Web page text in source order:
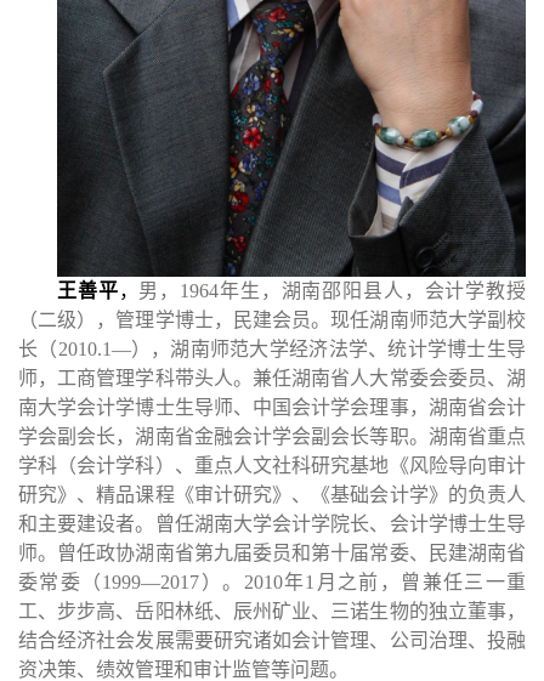
王善平， 男，1964年生，湖南邵阳县人，会计学教授
（二级），管理学博士，民建会员。现任湖南师范大学副校
长（2010.1—），湖南师范大学经济法学、统计学博士生导
师，工商管理学科带头人。兼任湖南省人大常委会委员、湖
南大学会计学博士生导师、中国会计学会理事，湖南省会计
学会副会长，湖南省金融会计学会副会长等职。湖南省重点
学科（会计学科）、重点人文社科研究基地《风险导向审计
研究》、精品课程《审计研究》、《基础会计学》的负责人
和主要建设者。曾任湖南大学会计学院长、会计学博士生导
师。曾任政协湖南省第九届委员和第十届常委、民建湖南省
委常委（1999—2017）。2010年1月之前，曾兼任三一重
工、步步高、岳阳林纸、辰州矿业、三诺生物的独立董事，
结合经济社会发展需要研究诸如会计管理、公司治理、投融
资决策、绩效管理和审计监管等问题。